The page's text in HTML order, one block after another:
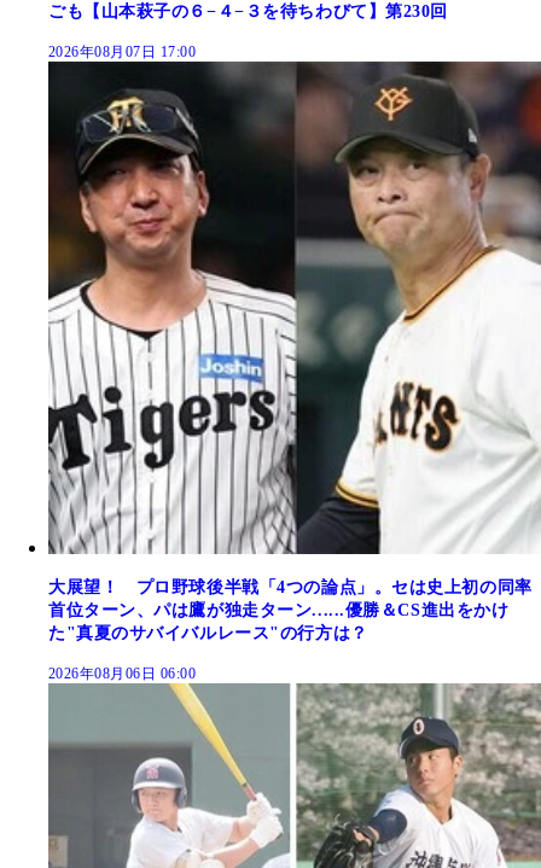
ごも【山本萩子の６−４−３を待ちわびて】第230回
2026年08月07日 17:00
大展望！ プロ野球後半戦「4つの論点」。セは史上初の同率
首位ターン、パは鷹が独走ターン......優勝＆CS進出をかけ
た"真夏のサバイバルレース"の行方は？
2026年08月06日 06:00